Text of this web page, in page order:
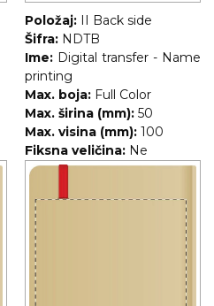
Položaj: II Back side
Šifra: NDTB
Ime: Digital transfer - Name
printing
Max. boja: Full Color
Max. širina (mm): 50
Max. visina (mm): 100
Fiksna veličina: Ne